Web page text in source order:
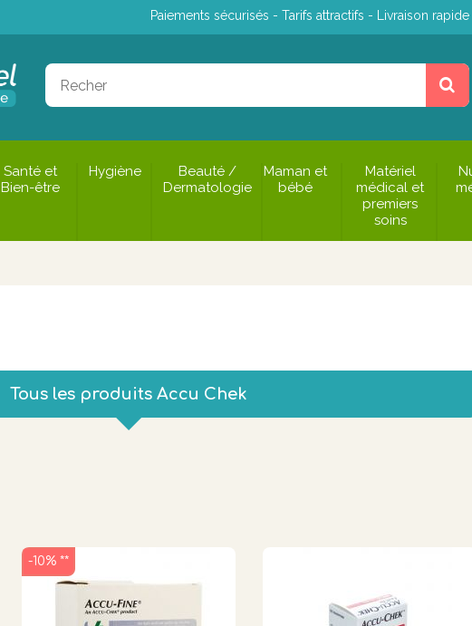
Paiements sécurisés - Tarifs attractifs - Livraison rapide
Santé et
Bien-être
Hygiène
Beauté /
Dermatologie
Maman et
bébé
Matériel
médical et
premiers
soins
Tous les produits Accu Chek
-10% **